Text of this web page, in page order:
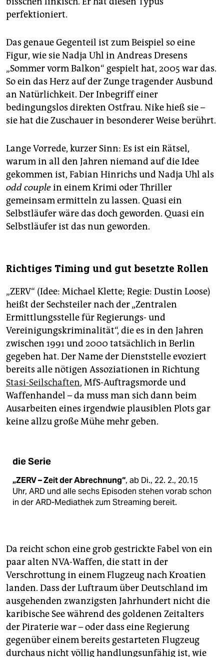
perfektioniert.
Das genaue Gegenteil ist zum Beispiel so eine
Figur, wie sie Nadja Uhl in Andreas Dresens
„Sommer vorm Balkon“ gespielt hat, 2005 war das.
So ein das Herz auf der Zunge tragender Ausbund
an Natürlichkeit. Der Inbegriff einer
bedingungslos direkten Ostfrau. Nike hieß sie –
sie hat die Zuschauer in besonderer Weise berührt.
Lange Vorrede, kurzer Sinn: Es ist ein Rätsel,
warum in all den Jahren niemand auf die Idee
gekommen ist, Fabian Hinrichs und Nadja Uhl als
odd couplein einem Krimi oder Thriller
gemeinsam ermitteln zu lassen. Quasi ein
Selbstläufer wäre das doch geworden. Quasi ein
Selbstläufer ist das nun geworden.
Richtiges Timing und gut besetzte Rollen
„ZERV“ (Idee: Michael Klette; Regie: Dustin Loose)
heißt der Sechsteiler nach der „Zentralen
Ermittlungsstelle für Regierungs- und
Vereinigungskriminalität“, die es in den Jahren
zwischen 1991 und 2000 tatsächlich in Berlin
gegeben hat. Der Name der Dienststelle evoziert
bereits alle nötigen Assoziationen in Richtung
Stasi-Seilschaften, MfS-Auftragsmorde und
Waffenhandel – da muss man sich dann beim
Ausarbeiten eines irgendwie plausiblen Plots gar
keine allzu große Mühe mehr geben.
die Serie
„ZERV – Zeit der Abrechnung“, ab Di., 22. 2., 20.15
Uhr, ARD und alle sechs Episoden stehen vorab schon
in der ARD-Mediathek zum Streaming bereit.
Da reicht schon eine grob gestrickte Fabel von ein
paar alten NVA-Waffen, die statt in der
Verschrottung in einem Flugzeug nach Kroatien
landen. Dass der Luftraum über Deutschland im
ausgehenden zwanzigsten Jahrhundert nicht die
karibische See während des goldenen Zeitalters
der Piraterie war – oder dass eine Regierung
gegenüber einem bereits gestarteten Flugzeug
durchaus nicht völlig handlungsunfähig ist, wie